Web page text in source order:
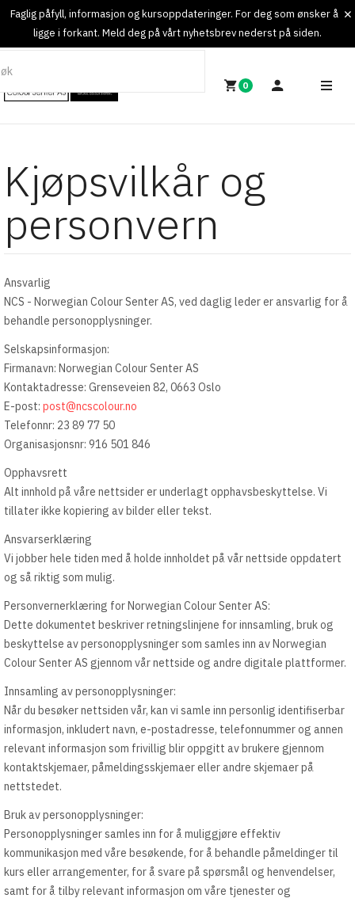
Faglig påfyll, informasjon og kursoppdateringer. For deg som ønsker å
ligge i forkant. Meld deg på vårt nyhetsbrev nederst på siden.
0
Kjøpsvilkår og
personvern
Ansvarlig
NCS - Norwegian Colour Senter AS, ved daglig leder er ansvarlig for å
behandle personopplysninger.
Selskapsinformasjon:
Firmanavn: Norwegian Colour Senter AS
Kontaktadresse: Grenseveien 82, 0663 Oslo
E-post: post@ncscolour.no
Telefonnr: 23 89 77 50
Organisasjonsnr: 916 501 846
Opphavsrett
Alt innhold på våre nettsider er underlagt opphavsbeskyttelse. Vi
tillater ikke kopiering av bilder eller tekst.
Ansvarserklæring
Vi jobber hele tiden med å holde innholdet på vår nettside oppdatert
og så riktig som mulig.
Personvernerklæring for Norwegian Colour Senter AS:
Dette dokumentet beskriver retningslinjene for innsamling, bruk og
beskyttelse av personopplysninger som samles inn av Norwegian
Colour Senter AS gjennom vår nettside og andre digitale plattformer.
Innsamling av personopplysninger:
Når du besøker nettsiden vår, kan vi samle inn personlig identifiserbar
informasjon, inkludert navn, e-postadresse, telefonnummer og annen
relevant informasjon som frivillig blir oppgitt av brukere gjennom
kontaktskjemaer, påmeldingsskjemaer eller andre skjemaer på
nettstedet.
Bruk av personopplysninger:
Personopplysninger samles inn for å muliggjøre effektiv
kommunikasjon med våre besøkende, for å behandle påmeldinger til
kurs eller arrangementer, for å svare på spørsmål og henvendelser,
samt for å tilby relevant informasjon om våre tjenester og